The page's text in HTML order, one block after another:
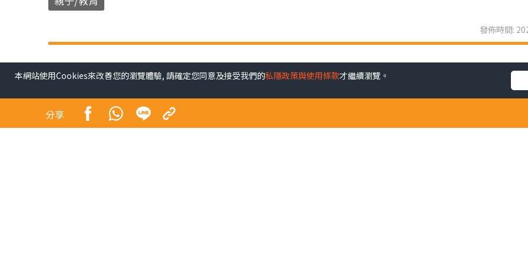
發佈時間:
分享
本網站使用Cookies來改善您的瀏覽體驗, 請確定您同意及接受我們的私隱政策與使用條款才繼續瀏覽。